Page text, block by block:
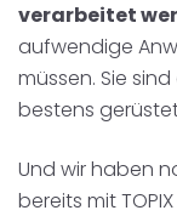
verarbeitet
aufwendige
müssen. Sie
bestens
Und wir haben
bereits mit